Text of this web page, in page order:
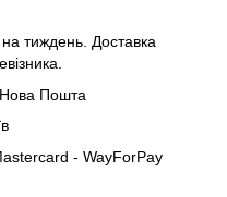
тиждень. Доставка
Пошта
- WayForPay